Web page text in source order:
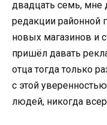
двадцать семь, мне
редакции районной
новых магазинов и
пришёл давать
отца тогда только
с этой
людей, никогда